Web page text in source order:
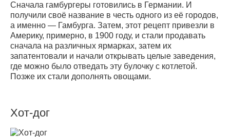
Сначала гамбургеры готовились в Германии. И
получили своё название в честь одного из её городов,
а именно — Гамбурга. Затем, этот рецепт привезли в
Америку, примерно, в 1900 году, и стали продавать
сначала на различных ярмарках, затем их
запатентовали и начали открывать целые заведения,
где можно было отведать эту булочку с котлетой.
Позже их стали дополнять овощами.
Хот-дог